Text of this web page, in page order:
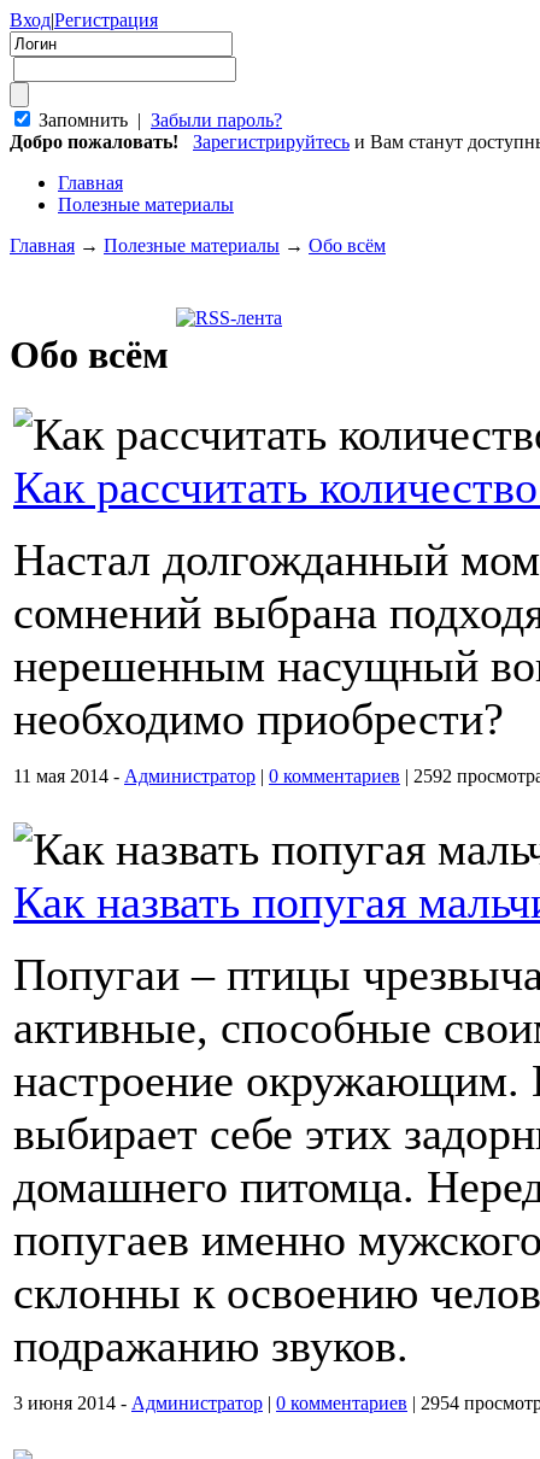
Вход|Регистрация
Запомнить | Забыли пароль?
Добро пожаловать!
Зарегистрируйтесь и Вам станут
Главная
Полезные материалы
Главная → Полезные материалы → Обо всём
Обо всём
Как рассчитать
Настал долгожданный
сомнений выбрана
нерешенным насущный
необходимо приобрести?
11 мая 2014 - Администратор | 0 комментариев | 2592
Как назвать попугая
Попугаи – птицы
активные, способные
настроение окружающим.
выбирает себе этих
домашнего питомца.
попугаев именно
склонны к освоению
подражанию звуков.
3 июня 2014 - Администратор | 0 комментариев | 2954